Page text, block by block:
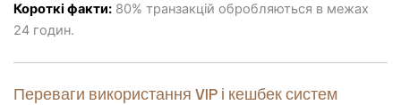
Короткі факти:80% транзакцій обробляються в межах
24 годин.
Переваги використання VIP і кешбек систем